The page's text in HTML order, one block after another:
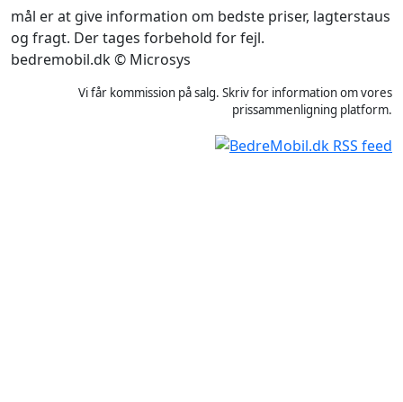
mål er at give information om bedste priser, lagterstaus
og fragt. Der tages forbehold for fejl.
bedremobil.dk © Microsys
Vi får kommission på salg. Skriv for information om vores
prissammenligning platform.